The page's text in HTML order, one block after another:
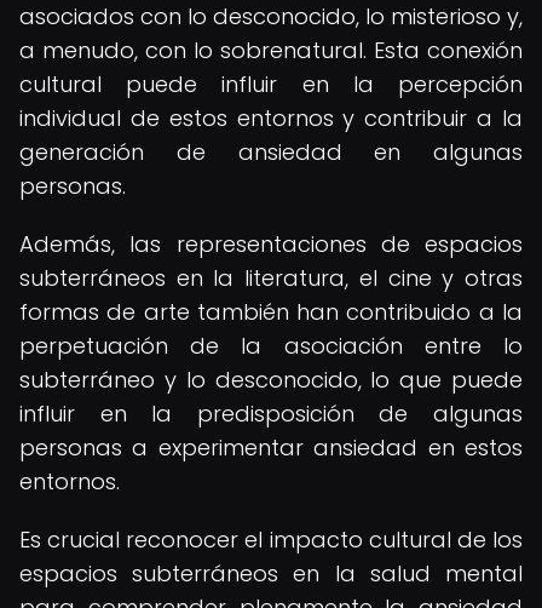
asociados con lo desconocido, lo misterioso y,
a menudo, con lo sobrenatural. Esta conexión
cultural puede influir en la percepción
individual de estos entornos y contribuir a la
generación de ansiedad en algunas
personas.
Además, las representaciones de espacios
subterráneos en la literatura, el cine y otras
formas de arte también han contribuido a la
perpetuación de la asociación entre lo
subterráneo y lo desconocido, lo que puede
influir en la predisposición de algunas
personas a experimentar ansiedad en estos
entornos.
Es crucial reconocer el impacto cultural de los
espacios subterráneos en la salud mental